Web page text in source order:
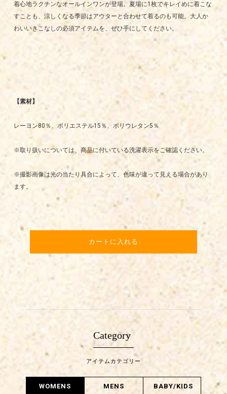
着心地ラクチンなオールインワンが登場。夏場に1枚でキレイめに着こな
すことも、涼しくなる季節はアウターと合わせて着るのも可能。大人か
わいいきこなしの必須アイテムを、ぜひ手にしてください。
【素材】
レーヨン80％、ポリエステル15％、ポリウレタン5％
※取り扱いについては、商品に付いている洗濯表示をご確認ください。
※撮影画像は光の当たり具合によって、色味が違って見える場合があり
ます。
カートに入れる
Category
アイテムカテゴリー
WOMENS MENS BABY/KIDS